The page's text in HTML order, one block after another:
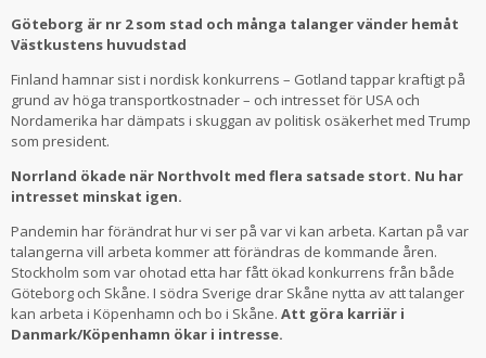
Göteborg är nr 2 som stad och många talanger vänder hemåt
Västkustens huvudstad
Finland hamnar sist i nordisk konkurrens – Gotland tappar kraftigt på
grund av höga transportkostnader – och intresset för USA och
Nordamerika har dämpats i skuggan av politisk osäkerhet med Trump
som president.
Norrland ökade när Northvolt med flera satsade stort. Nu har
intresset minskat igen.
Pandemin har förändrat hur vi ser på var vi kan arbeta. Kartan på var
talangerna vill arbeta kommer att förändras de kommande åren.
Stockholm som var ohotad etta har fått ökad konkurrens från både
Göteborg och Skåne. I södra Sverige drar Skåne nytta av att talanger
kan arbeta i Köpenhamn och bo i Skåne. Att göra karriär i
Danmark/Köpenhamn ökar i intresse.